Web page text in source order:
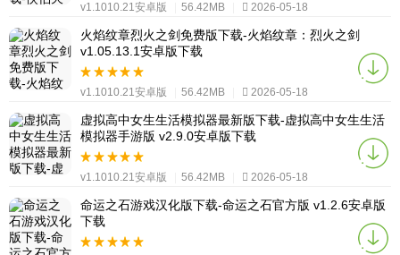
v1.1010.21安卓版 56.42MB 2026-05-18
火焰纹章烈火之剑免费版下载-火焰纹章：烈火之剑
v1.05.13.1安卓版下载
v1.1010.21安卓版 56.42MB 2026-05-18
虚拟高中女生生活模拟器最新版下载-虚拟高中女生生活
模拟器手游版 v2.9.0安卓版下载
v1.1010.21安卓版 56.42MB 2026-05-18
命运之石游戏汉化版下载-命运之石官方版 v1.2.6安卓版
下载